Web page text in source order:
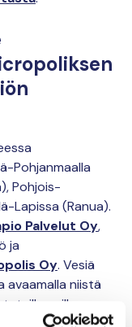
Pohjanmaalla
Pohjois-
Lapissa (Ranua).
Palvelut Oy,
ja
Oy. Vesiä
avaamalla niistä
soille.